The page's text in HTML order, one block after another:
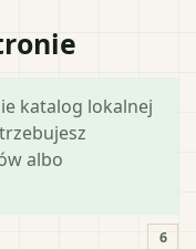
katalog lokalnej
albo
6